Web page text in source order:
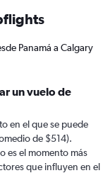
Panamá a Calgary
un vuelo de
en el que se puede
de $514).
es el momento más
que influyen en el